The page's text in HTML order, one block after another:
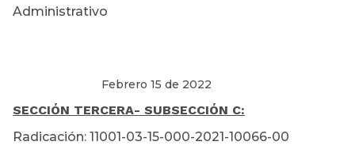
Administrativo
Febrero 15 de 2022
SECCIÓN TERCERA- SUBSECCIÓN C:
Radicación: 11001-03-15-000-2021-10066-00